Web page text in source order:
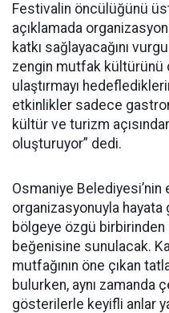
Festivalin öncülüğünü
açıklamada
katkı sağlayacağını
zengin mutfak kültürünü
ulaştırmayı
etkinlikler sadece
kültür ve turizm
oluşturuyor” dedi.
Osmaniye Belediyesi’nin
organizasyonuyla
bölgeye özgü
beğenisine sunulacak.
mutfağının öne çıkan
bulurken, aynı
gösterilerle keyifli anlar